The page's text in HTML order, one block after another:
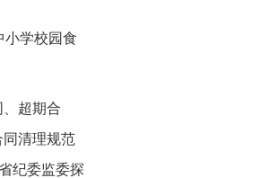
小学校园食
超期合
同清理规范
纪委监委探